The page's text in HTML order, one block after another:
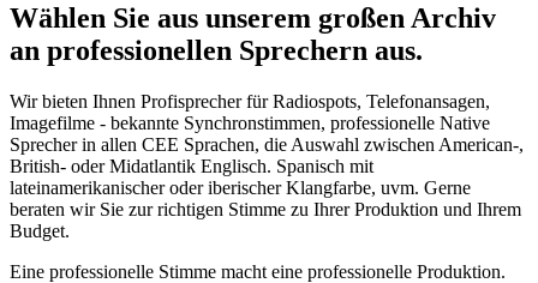
Wählen Sie aus unserem großen Archiv
an professionellen Sprechern aus.
Wir bieten Ihnen Profisprecher für Radiospots, Telefonansagen,
Imagefilme - bekannte Synchronstimmen, professionelle Native
Sprecher in allen CEE Sprachen, die Auswahl zwischen American-,
British- oder Midatlantik Englisch. Spanisch mit
lateinamerikanischer oder iberischer Klangfarbe, uvm. Gerne
beraten wir Sie zur richtigen Stimme zu Ihrer Produktion und Ihrem
Budget.
Eine professionelle Stimme macht eine professionelle Produktion.